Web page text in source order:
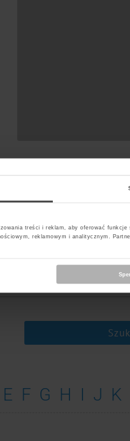
treści i reklam, aby oferować
reklamowym i analitycznym.
E F G H I J K